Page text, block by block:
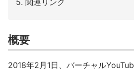
関連リンク
概要
2018年2月1日、バーチャル